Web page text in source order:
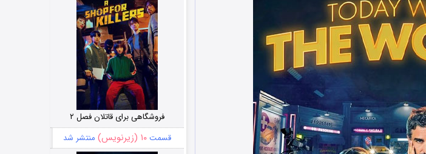
فروشگاهی برای قاتلان فصل ۲
قسمت۱۰ (زیرنویس) منتشر شد